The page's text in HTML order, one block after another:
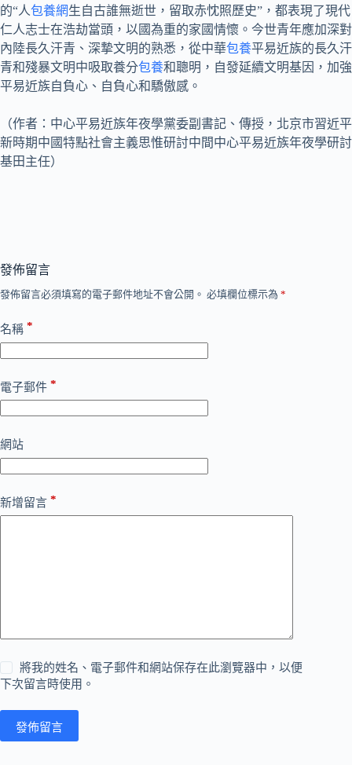
的“人包養網生自古誰無逝世，留取赤忱照歷史”，都表現了現代
仁人志士在浩劫當頭，以國為重的家國情懷。今世青年應加深對
內陸長久汗青、深摯文明的熟悉，從中華包養平易近族的長久汗
青和殘暴文明中吸取養分包養和聰明，自發延續文明基因，加強
平易近族自負心、自負心和驕傲感。
（作者：中心平易近族年夜學黨委副書記、傳授，北京市習近平
新時期中國特點社會主義思惟研討中間中心平易近族年夜學研討
基田主任）
發佈留言
發佈留言必須填寫的電子郵件地址不會公開。 必填欄位標示為 *
名稱 *
電子郵件 *
網站
新增留言 *
將我的姓名、電子郵件和網站保存在此瀏覽器中，以便
下次留言時使用。
發佈留言